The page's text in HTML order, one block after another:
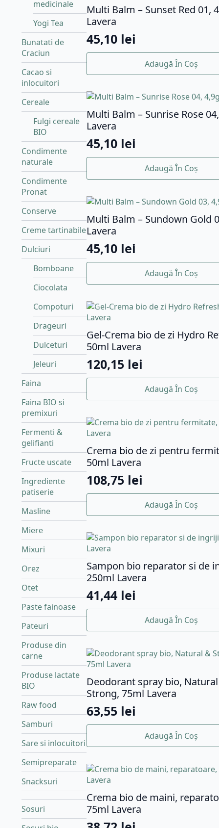
medicinale
Yogi Tea
Bunatati de
Craciun
Cacao si
inlocuitori
Cereale
Fulgi cereale
BIO
Condimente
naturale
Condimente
Pronat
Conserve
Creme tartinabile
Dulciuri
Bomboane
Ciocolata
Compoturi
Drageuri
Dulceturi
Jeleuri
Faina
Faina BIO si
premixuri
Fermenti &
gelifianti
Fructe uscate
Ingrediente
patiserie
Masline
Miere
Mixuri
Orez
Otet
Paste fainoase
Pateuri
Produse din
carne
Produse lactate
BIO
Raw food
Samburi
Sare si inlocuitori
Semipreparate
Snacksuri
Sosuri
Multi Balm – Sunset Red 01,
Lavera
45,10 lei
Adaugă În Coș
Multi Balm – Sunrise Rose
Lavera
45,10 lei
Adaugă În Coș
Multi Balm – Sundown Gold
Lavera
45,10 lei
Adaugă În Coș
Gel-Crema bio de zi Hydro
50ml Lavera
120,15 lei
Adaugă În Coș
Crema bio de zi pentru
50ml Lavera
108,75 lei
Adaugă În Coș
Sampon bio reparator si de
250ml Lavera
41,44 lei
Adaugă În Coș
Deodorant spray bio,
Strong, 75ml Lavera
63,55 lei
Adaugă În Coș
Crema bio de maini,
75ml Lavera